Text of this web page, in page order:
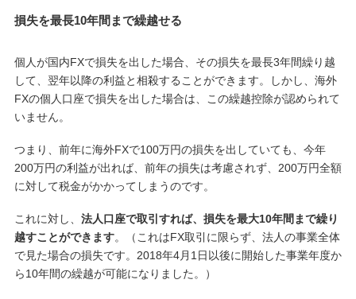
損失を最長10年間まで繰越せる
個人が国内FXで損失を出した場合、その損失を最長3年間繰り越
して、翌年以降の利益と相殺することができます。しかし、海外
FXの個人口座で損失を出した場合は、この繰越控除が認められて
いません。
つまり、前年に海外FXで100万円の損失を出していても、今年
200万円の利益が出れば、前年の損失は考慮されず、200万円全額
に対して税金がかかってしまうのです。
これに対し、 法人口座で取引すれば、損失を最大10年間まで繰り
越すことができます。（これはFX取引に限らず、法人の事業全体
で見た場合の損失です。2018年4月1日以後に開始した事業年度か
ら10年間の繰越が可能になりました。）